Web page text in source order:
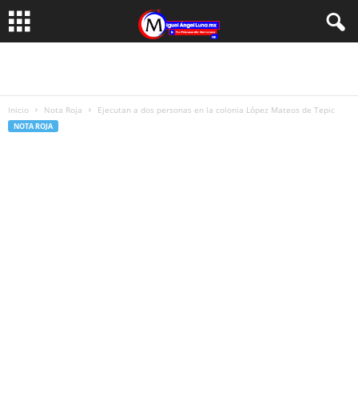
Inicio Nota Roja Ejecutan a dos personas en la colonia López Mateos de Tepic
NOTA ROJA